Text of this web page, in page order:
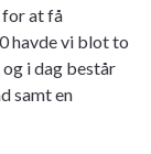
for at få
havde vi blot to
i dag består
samt en